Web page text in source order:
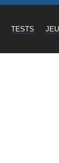
TESTS